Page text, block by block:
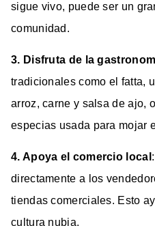
sigue vivo, puede ser un
comunidad.
3. Disfruta de la
tradicionales como el fatta,
arroz, carne y salsa de ajo,
especias usada para mojar
4. Apoya el comercio local
directamente a los
tiendas comerciales. Esto
cultura nubia.